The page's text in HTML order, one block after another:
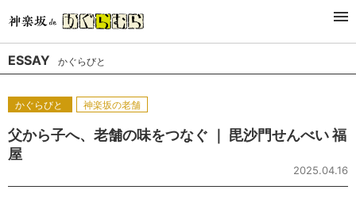
Latest Genre
ESSAY かぐらびと
かぐらびと 神楽坂の老舗
父から子へ、老舗の味をつなぐ ｜ 毘沙門せんべい 福
屋
2025.04.16